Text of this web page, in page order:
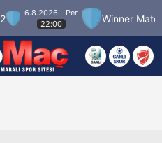
6.8.2026 - Per
22:00
Winner Match 3